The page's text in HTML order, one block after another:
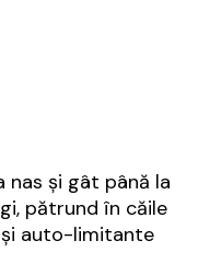
și gât până la
pătrund în căile
și auto-limitante